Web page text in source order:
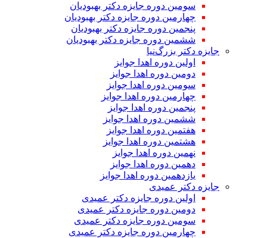
سومین دوره جایزه دکتر بهبودیان
چهارمین دوره جایزه دکتر بهبودیان
پنجمین دوره جایزه دکتر بهبودیان
ششمین دوره جایزه دکتر بهبودیان
جایزه دکتر بزرگ‌نیا
اولین دوره اهدا جوایز
دومین دوره اهدا جوایز
سومین دوره اهدا جوایز
چهارمین دوره اهدا جوایز
پنجمین دوره اهدا جوایز
ششمین دوره اهدا جوایز
هفتمین دوره اهدا جوایز
هشتمین دوره اهدا جوایز
نهمین دوره اهدا جوایز
دهمین دوره اهدا جوایز
یازدهمین دوره اهدا جوایز
جایزه دکتر عمیدی
اولین دوره جایزه دکتر عمیدی
دومین دوره جایزه دکتر عمیدی
سومین دوره جایزه دکتر عمیدی
چهارمین دوره جایزه دکتر عمیدی